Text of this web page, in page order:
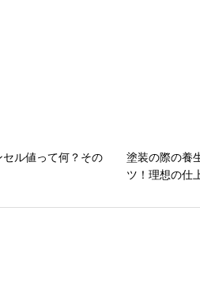
ル値って何？その
塗装の際の養
ツ！理想の仕